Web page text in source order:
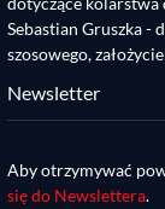
Sebastian Gruszka
szosowego,
Newsletter
Aby otrzymywać
się do Newslettera.